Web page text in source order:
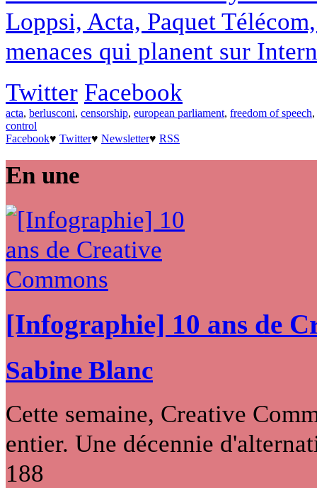
Loppsi, Acta, Paquet
menaces qui planent sur
Twitter Facebook
acta, berlusconi, censorship, european parliament, freedom of speech,
control
Facebook♥ Twitter♥ Newsletter♥ RSS
En une
[Infographie] 10 ans de
Sabine Blanc
Cette semaine, Creative
entier. Une décennie
188